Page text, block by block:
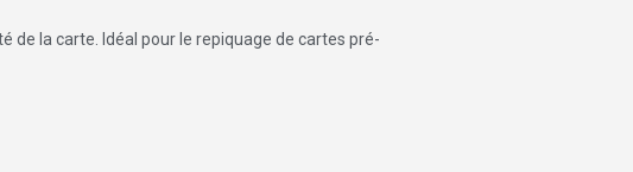
de la carte. Idéal pour le repiquage de cartes pré-